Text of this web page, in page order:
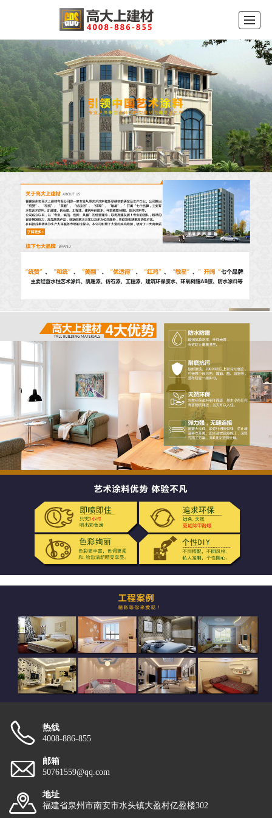
首页 公司介绍 产品展示 品牌中心 新闻动态 联系我们
热线
4008-886-855
邮箱
50761559@qq.com
地址
福建省泉州市南安市水头镇大盈村亿盈楼302